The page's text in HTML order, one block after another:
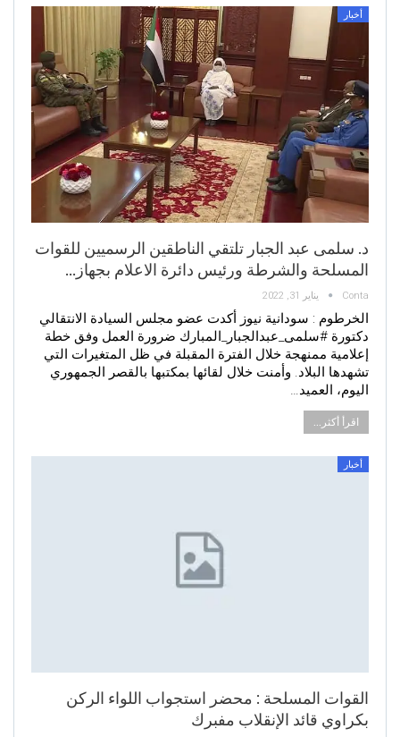
أخبار
د. سلمى عبد الجبار تلتقي الناطقين الرسميين للقوات
المسلحة والشرطة ورئيس دائرة الاعلام بجهاز…
Conta يناير 31, 2022
الخرطوم : سودانية نيوز أكدت عضو مجلس السيادة الانتقالي
دكتورة #سلمى_عبدالجبار_المبارك ضرورة العمل وفق خطة
إعلامية ممنهجة خلال الفترة المقبلة في ظل المتغيرات التي
تشهدها البلاد. وأمنت خلال لقائها بمكتبها بالقصر الجمهوري
اليوم، العميد…
اقرأ أكثر...
أخبار
القوات المسلحة : محضر استجواب اللواء الركن
بكراوي قائد الإنقلاب مفبرك